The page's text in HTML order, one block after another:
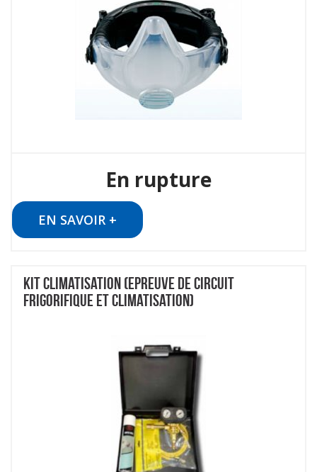
En rupture
EN SAVOIR +
KIT CLIMATISATION (EPREUVE DE CIRCUIT
FRIGORIFIQUE ET CLIMATISATION)